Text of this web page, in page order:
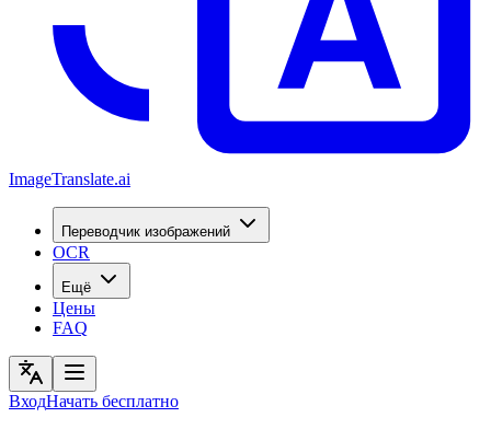
ImageTranslate.ai
Переводчик изображений
OCR
Ещё
Цены
FAQ
ВходНачать бесплатно